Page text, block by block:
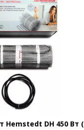
Hemstedt DH 450 Вт